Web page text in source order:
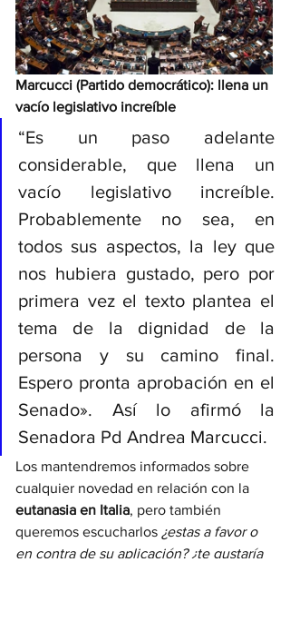
Marcucci (Partido democrático): llena un
vacío legislativo increíble
“Es un paso adelante
considerable, que llena un
vacío legislativo increíble.
Probablemente no sea, en
todos sus aspectos, la ley que
nos hubiera gustado, pero por
primera vez el texto plantea el
tema de la dignidad de la
persona y su camino final.
Espero pronta aprobación en el
Senado». Así lo afirmó la
Senadora Pd Andrea Marcucci.
Los mantendremos informados sobre
cualquier novedad en relación con la
eutanasia en Italia, pero también
queremos escucharlos ¿estas a favor o
en contra de su aplicación? ¿te gustaría